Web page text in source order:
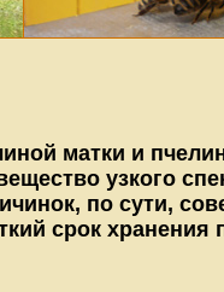
матки и
узкого
по сути,
срок хранения